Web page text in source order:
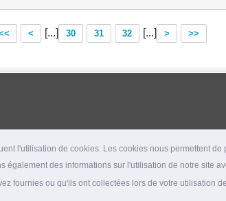
l'utilisation de cookies. Les cookies nous permettent
également des informations sur l'utilisation de notre site
fournies ou qu'ils ont collectées lors de votre utilisation
< [...] 30 31 32 [...] > >>